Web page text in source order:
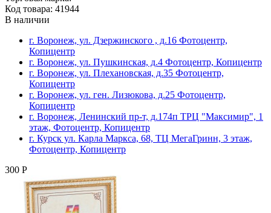
Код товара: 41944
В наличии
г. Воронеж, ул. Дзержинского , д.16 Фотоцентр,
Копицентр
г. Воронеж, ул. Пушкинская, д.4 Фотоцентр, Копицентр
г. Воронеж, ул. Плехановская, д.35 Фотоцентр,
Копицентр
г. Воронеж, ул. ген. Лизюкова, д.25 Фотоцентр,
Копицентр
г. Воронеж, Ленинский пр-т, д.174п ТРЦ "Максимир", 1
этаж, Фотоцентр, Копицентр
г. Курск ул. Карла Маркса, 68, ТЦ МегаГринн, 3 этаж,
Фотоцентр, Копицентр
300 Р